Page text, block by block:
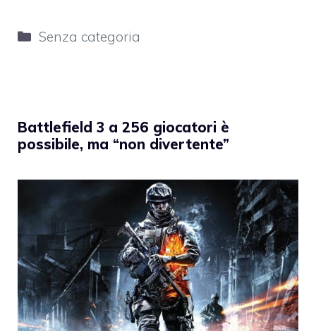
Categorie
Senza categoria
Battlefield 3 a 256 giocatori è
possibile, ma “non divertente”